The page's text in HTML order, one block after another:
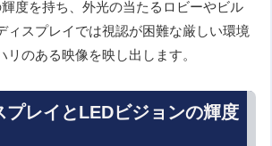
輝度を持ち、外光の当たるロビーやビル
ィスプレイでは視認が困難な厳しい環境
リのある映像を映し出します。
プレイとLEDビジョンの輝度